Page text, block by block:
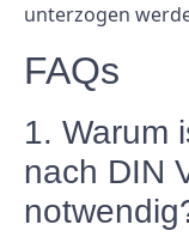
unterzogen
FAQs
1. Warum
nach DIN